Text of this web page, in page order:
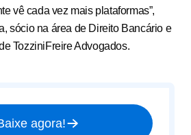
vê cada vez mais plataformas”,
sócio na área de Direito Bancário e
TozziniFreire Advogados.
agora!